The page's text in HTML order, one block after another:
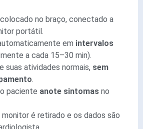
no braço, conectado a
portátil.
em intervalos
a cada 15–30 min).
suas atividades normais, sem
.
paciente anote sintomas no
monitor é retirado e os dados são